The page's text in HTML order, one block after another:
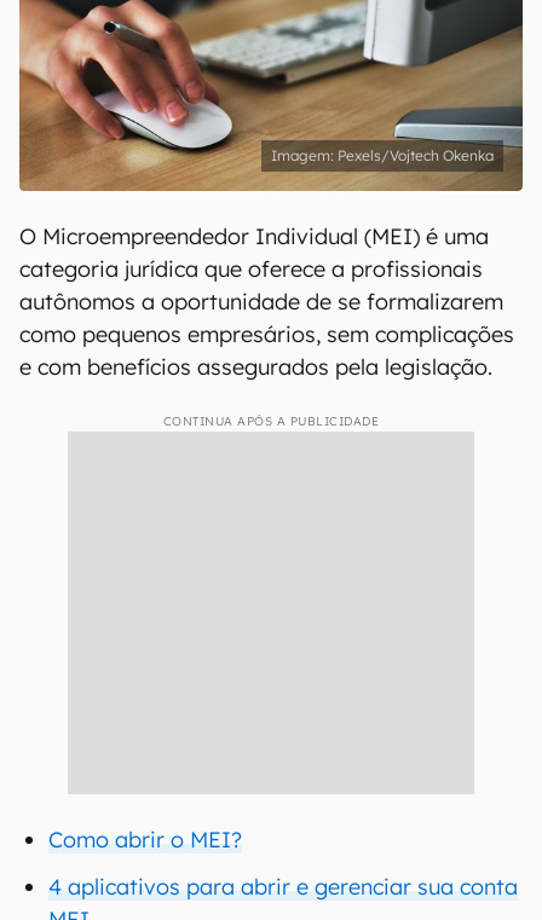
Pexels/Vojtech Okenka
O Microempreendedor Individual (MEI) é uma
categoria jurídica que oferece a profissionais
autônomos a oportunidade de se formalizarem
como pequenos empresários, sem complicações
e com benefícios assegurados pela legislação.
CONTINUA APÓS A PUBLICIDADE
Como abrir o MEI?
4 aplicativos para abrir e gerenciar sua conta